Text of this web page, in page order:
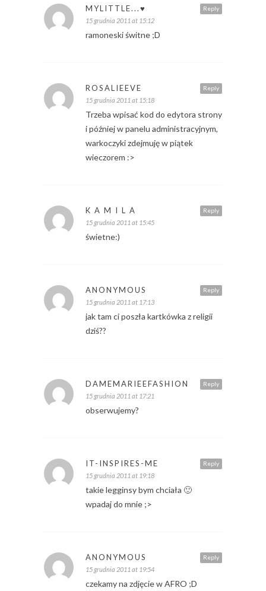
Reply
MYLITTLE...♥
15 grudnia 2011 at 15:12
ramoneski świtne ;D
Reply
ROSALIEEVE
15 grudnia 2011 at 15:18
Trzeba wpisać kod do edytora strony
i później w panelu administracyjnym,
warkoczyki zdejmuję w piątek
wieczorem :>
Reply
K A M I L A
15 grudnia 2011 at 15:45
świetne:)
Reply
ANONYMOUS
15 grudnia 2011 at 17:13
jak tam ci poszła kartkówka z religii
dziś??
Reply
DAMEMARIEEFASHION
15 grudnia 2011 at 17:21
obserwujemy?
Reply
IT-INSPIRES-ME
15 grudnia 2011 at 19:18
takie legginsy bym chciała 🙂
wpadaj do mnie ;>
Reply
ANONYMOUS
15 grudnia 2011 at 19:54
czekamy na zdjęcie w AFRO ;D